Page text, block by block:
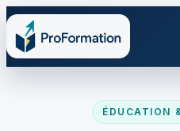
ÉDUCATION